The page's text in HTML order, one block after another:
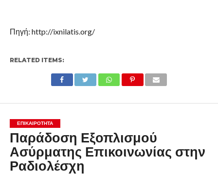
Πηγή: http://ixnilatis.org/
RELATED ITEMS:
ΕΠΙΚΑΙΡΟΤΗΤΑ
Παράδοση Εξοπλισμού
Ασύρματης Επικοινωνίας στην
Ραδιολέσχη